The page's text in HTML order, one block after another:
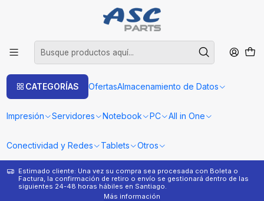
CATEGORÍAS OfertasAlmacenamiento de Datos
Impresión Servidores Notebook PC All in One
Conectividad y Redes Tablets Otros
Estimado cliente: Una vez su compra sea procesada con Boleta o
Factura, la confirmación de retiro o envío se gestionará dentro de las
siguientes 24-48 horas hábiles en Santiago.
Más información